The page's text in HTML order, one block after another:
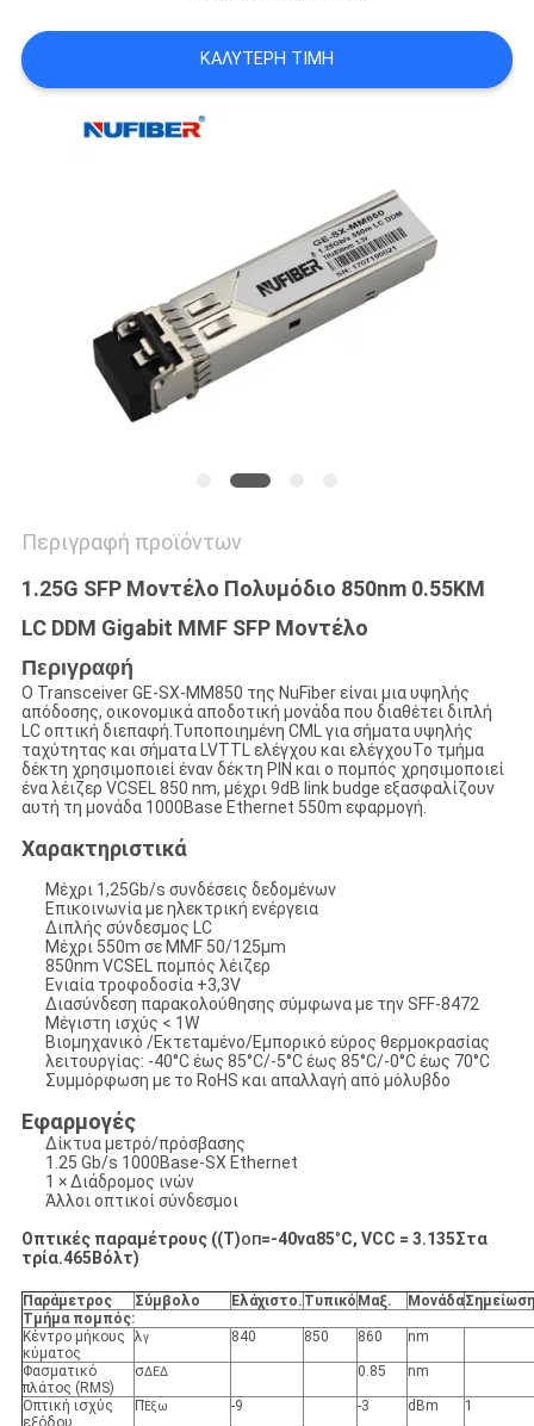
ΈΝΑ
ΑΠΌΣΠΑΣΜΑ
SITEMAP
ΚΑΛΎΤΕΡΗ ΤΙΜΉ
Περιγραφή προϊόντων
1.25G SFP Μοντέλο Πολυμόδιο 850nm 0.55KM
LC DDM Gigabit MMF SFP Μοντέλο
Περιγραφή
Ο Transceiver GE-SX-MM850 της NuFiber είναι μια υψηλής
απόδοσης, οικονομικά αποδοτική μονάδα που διαθέτει διπλή
LC οπτική διεπαφή.Τυποποιημένη CML για σήματα υψηλής
ταχύτητας και σήματα LVTTL ελέγχου και ελέγχουΤο τμήμα
δέκτη χρησιμοποιεί έναν δέκτη PIN και ο πομπός χρησιμοποιεί
ένα λέιζερ VCSEL 850 nm, μέχρι 9dB link budge εξασφαλίζουν
αυτή τη μονάδα 1000Base Ethernet 550m εφαρμογή.
Χαρακτηριστικά
Μέχρι 1,25Gb/s συνδέσεις δεδομένων
Επικοινωνία με ηλεκτρική ενέργεια
Διπλής σύνδεσμος LC
Μέχρι 550m σε MMF 50/125μm
850nm VCSEL πομπός λέιζερ
Ενιαία τροφοδοσία +3,3V
Διασύνδεση παρακολούθησης σύμφωνα με την SFF-8472
Μέγιστη ισχύς < 1W
Βιομηχανικό /Εκτεταμένο/Εμπορικό εύρος θερμοκρασίας
λειτουργίας: -40°C έως 85°C/-5°C έως 85°C/-0°C έως 70°C
Συμμόρφωση με το RoHS και απαλλαγή από μόλυβδο
Εφαρμογές
Δίκτυα μετρό/πρόσβασης
1.25 Gb/s 1000Base-SX Ethernet
1 × Διάδρομος ινών
Άλλοι οπτικοί σύνδεσμοι
Οπτικές παραμέτρους ((T)ΟΠ=-40να85°C, VCC = 3.135Στα
τρία.465 Βόλτ)
Παράμετρος Σύμβολο Ελάχιστο. Τυπικό Μαξ. ΜονάδαΣημείωση
Τμήμα πομπός:
Κέντρο μήκους
κύματος
λγ 840 850 860 nm
Φασματικό
πλάτος (RMS)
σΔΕΔ 0.85 nm
Οπτική ισχύς
ΠΈξω -9 -3 dBm 1